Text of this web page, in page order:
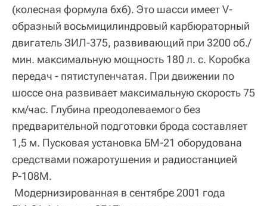
(колесная формула 6х6). Это шасси имеетV-
образный восьмицилиндровый карбюраторный
двигатель ЗИЛ-375, развивающий при 3200 об./
мин. максимальную мощность 180 л. с. Коробка
передач - пятиступенчатая. При движении по
шоссе она развивает максимальную скорость 75
км/час. Глубина преодолеваемого без
предварительной подготовки брода составляет
1,5 м. Пусковая установка БМ-21 оборудована
средствами пожаротушения и радиостанцией
Р‑108М.
Модернизированная в сентябре 2001 года